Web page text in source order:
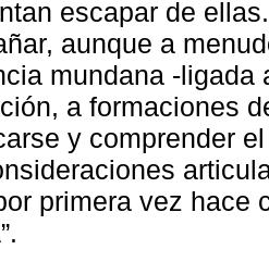
escapar de
aunque a
mundana -
a formaciones
y comprender
primera vez hace